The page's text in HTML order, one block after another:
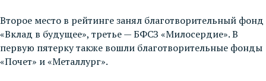
Второе место в рейтинге занял благотворительный фонд
«Вклад в будущее», третье — БФСЗ «Милосердие». В
первую пятерку также вошли благотворительные фонды
«Почет» и «Металлург».